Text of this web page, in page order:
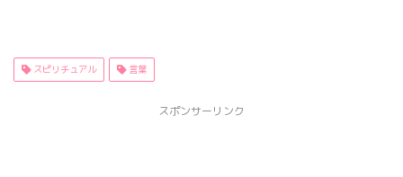
スピリチュアル 言葉
スポンサーリンク